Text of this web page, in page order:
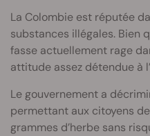
La Colombie est réputée
substances illégales. Bien
fasse actuellement rage
attitude assez détendue à
Le gouvernement a
permettant aux citoyens
grammes d’herbe sans